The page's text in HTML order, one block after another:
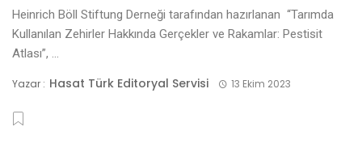
Heinrich Böll Stiftung Derneği tarafından hazırlanan “Tarımda
Kullanılan Zehirler Hakkında Gerçekler ve Rakamlar: Pestisit
Atlası”, ...
Yazar : Hasat Türk Editoryal Servisi 13 Ekim 2023